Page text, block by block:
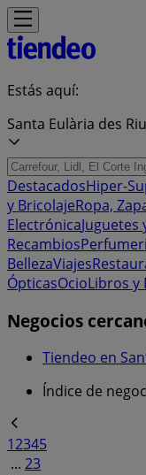
Estás aquí:
Santa Eulària des
DestacadosHiper-
y BricolajeRopa,
ElectrónicaJuguetes
Recambios
BellezaViajes
ÓpticasOcioLibros y
Negocios
Tiendeo en
Índice de
12345
... 23